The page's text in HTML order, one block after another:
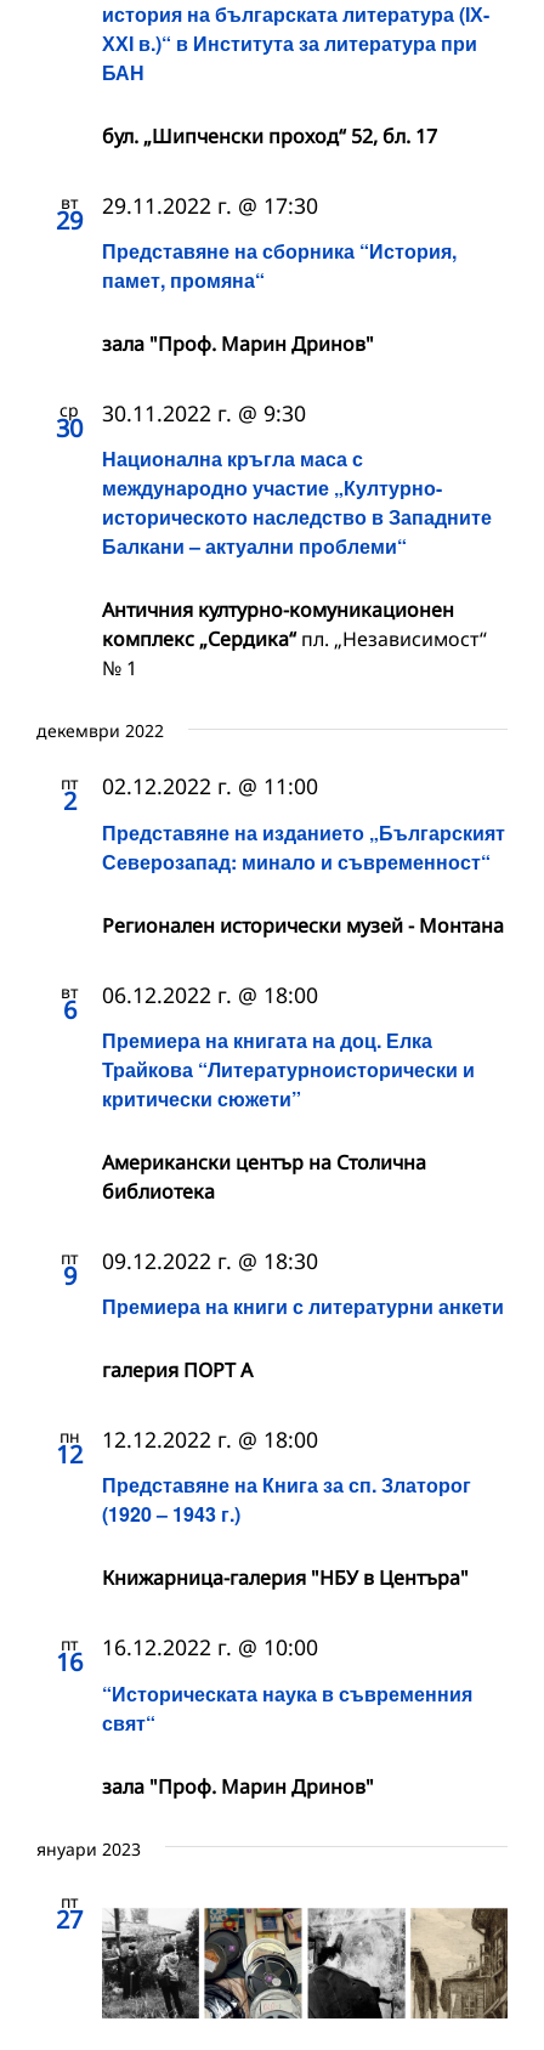
история на българската литература (ІХ-
ХХІ в.)“ в Института за литература при
БАН
бул. „Шипченски проход“ 52, бл. 17
вт
29
Представяне на сборника “История,
памет, промяна“
29.11.2022 г. @ 17:30
зала "Проф. Марин Дринов"
ср
30
Национална кръгла маса с
международно участие „Културно-
историческото наследство в Западните
Балкани – актуални проблеми“
30.11.2022 г. @ 9:30
Античния културно-комуникационен
комплекс „Сердика“пл. „Независимост“
№ 1
декември 2022
пт
2
Представяне на изданието „Българският
Северозапад: минало и съвременност“
02.12.2022 г. @ 11:00
Регионален исторически музей - Монтана
вт
6
Премиера на книгата на доц. Елка
Трайкова “Литературноисторически и
критически сюжети”
06.12.2022 г. @ 18:00
Американски център на Столична
библиотека
пт
9
Премиера на книги с литературни анкети
09.12.2022 г. @ 18:30
галерия ПОРТ А
пн
12
Представяне на Книга за сп. Златорог
(1920 – 1943 г.)
12.12.2022 г. @ 18:00
Книжарница-галерия "НБУ в Центъра"
пт
16
“Историческата наука в съвременния
свят“
16.12.2022 г. @ 10:00
зала "Проф. Марин Дринов"
януари 2023
пт
27